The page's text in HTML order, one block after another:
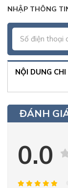
NHẬP THÔNG
NỘI DUNG
ĐÁNH
0.0